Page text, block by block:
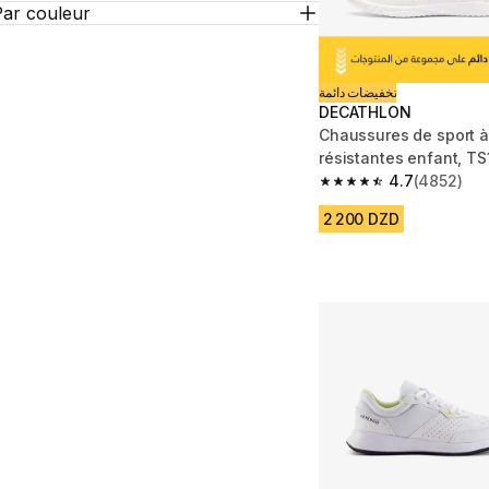
couleur
تخفيضات دائمة
DECATHLON
Chaussures de sport
résistantes enfant,
rose
4.7
4.7 out of 5 stars from
(4852)
2 200 DZD